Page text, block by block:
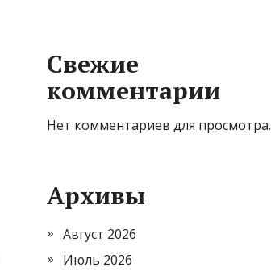
Свежие
комментарии
Нет комментариев для просмотра.
Архивы
Август 2026
Июль 2026